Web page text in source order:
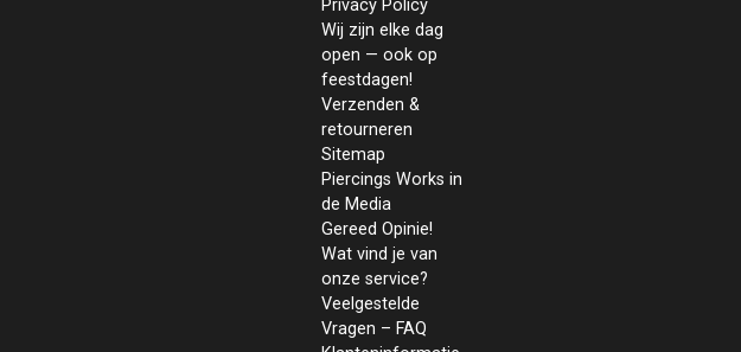
Privacy Policy
Wij zijn elke dag
open — ook op
feestdagen!
Verzenden &
retourneren
Sitemap
Piercings Works in
de Media
Gereed Opinie!
Wat vind je van
onze service?
Veelgestelde
Vragen – FAQ